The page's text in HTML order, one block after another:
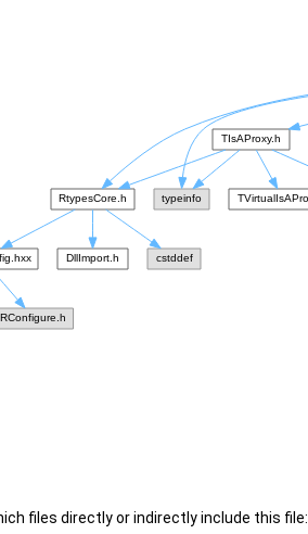
files directly or indirectly include this file: